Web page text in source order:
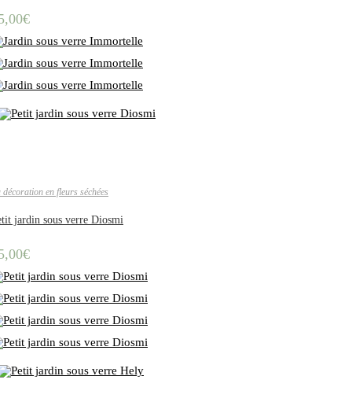
€
décoration en fleurs séchées
jardin sous verre Diosmi
€